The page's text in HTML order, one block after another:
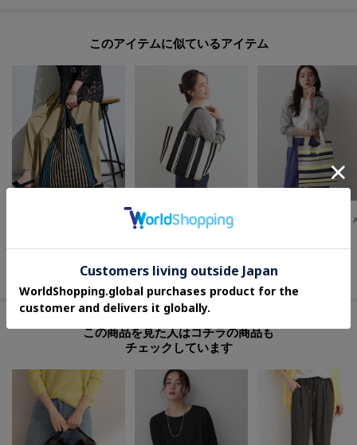
このアイテムに似ているアイテム
SHOO・LA・RUE
30%OFF
さらに10%OFF
この商品を見た人はコチラの商品も
チェックしています